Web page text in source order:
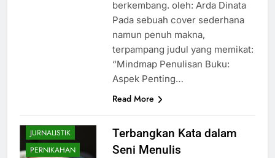
berkembang. oleh: Arda Dinata
Pada sebuah cover sederhana
namun penuh makna,
terpampang judul yang memikat:
“Mindmap Penulisan Buku:
Aspek Penting…
Read More
JURNALISTIK
PERNIKAHAN
Terbangkan Kata dalam
Seni Menulis